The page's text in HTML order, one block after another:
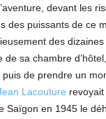
devant les
des puissants de ce
des
sa chambre
de prendre un
Lacouture
Saïgon en 1945 le